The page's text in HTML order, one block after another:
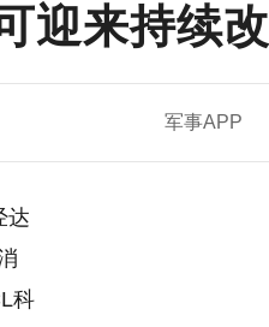
迎来持续
军事APP
达
科